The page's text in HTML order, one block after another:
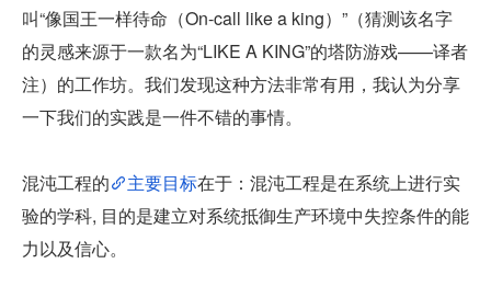
叫“像国王一样待命（On-call like a king）”（猜测该名字
的灵感来源于一款名为“LIKE A KING”的塔防游戏——译者
注）的工作坊。我们发现这种方法非常有用，我认为分享
一下我们的实践是一件不错的事情。
混沌工程的 主要目标在于：混沌工程是在系统上进行实
验的学科, 目的是建立对系统抵御生产环境中失控条件的能
力以及信心。